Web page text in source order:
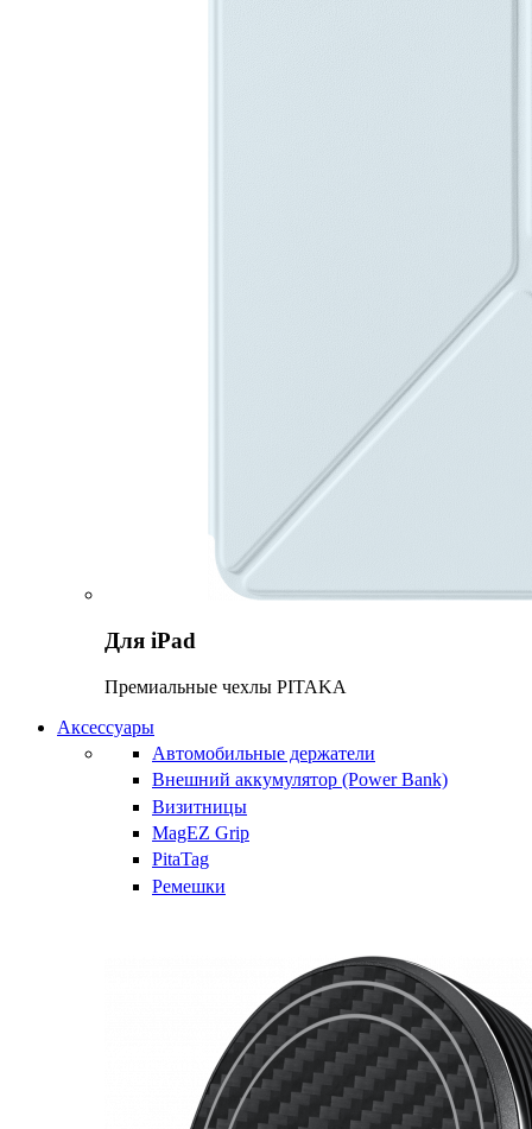
Для iPad
Премиальные чехлы PITAKA
Аксессуары
Автомобильные держатели
Внешний аккумулятор (Power Bank)
Визитницы
MagEZ Grip
PitaTag
Ремешки